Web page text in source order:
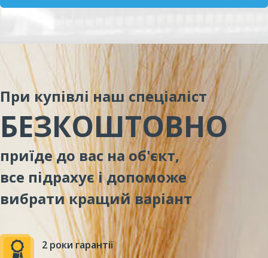
При купівлі наш спеціаліст
БЕЗКОШТОВНО
приїде до вас на об'єкт,
все підрахує і допоможе
вибрати кращий варіант
2 роки гарантії